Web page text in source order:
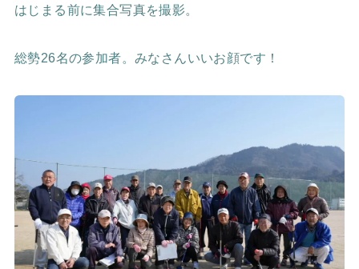
はじまる前に集合写真を撮影。
総勢26名の参加者。みなさんいいお顔です！